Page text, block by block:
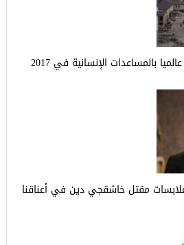
بالمساعدات الإنسانية في 2017
مقتل خاشقجي دين في أعناقنا